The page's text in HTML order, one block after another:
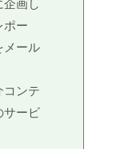
企画し
ポー
メール
コンテ
サービ